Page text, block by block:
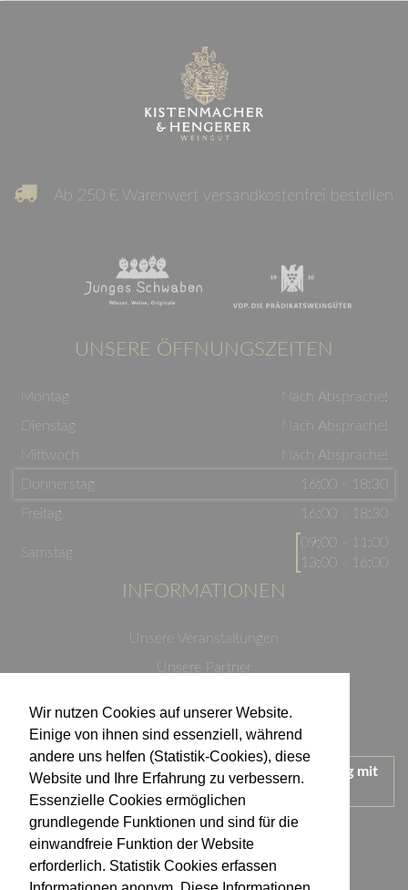
Wir nutzen Cookies auf unserer Website.
Einige von ihnen sind essenziell, während
andere uns helfen (Statistik-Cookies), diese
Website und Ihre Erfahrung zu verbessern.
Essenzielle Cookies ermöglichen
grundlegende Funktionen und sind für die
einwandfreie Funktion der Website
erforderlich. Statistik Cookies erfassen
Ab 250 € Warenwert versandkostenfrei bestellen
UNSERE ÖFFNUNGSZEITEN
Montag
Nach Absprache!
Dienstag
Nach Absprache!
Mittwoch
Nach Absprache!
Donnerstag
16:00 - 18:30
Freitag
16:00 - 18:30
Samstag
09:00 - 11:00
13:00 - 16:00
INFORMATIONEN
Unsere Veranstaltungen
Unsere Partner
Impressum
Wir treten für einen verantwortungsvollen Umgang mit
Alkohol ein.
KONTAKT
Weingut Kistenmacher & Hengerer